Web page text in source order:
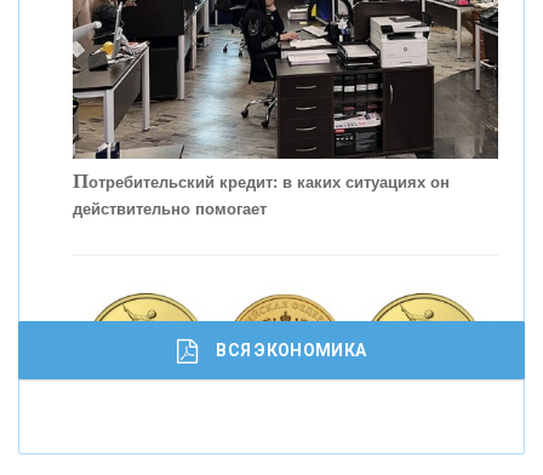
Потребительский кредит: в каких ситуациях он
действительно помогает
И
ВСЯ ЭКОНОМИКА